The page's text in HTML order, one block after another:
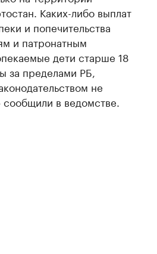
Каких-либо выплат
и попечительства
и патронатным
дети старше 18
за пределами РБ,
не
в ведомстве.